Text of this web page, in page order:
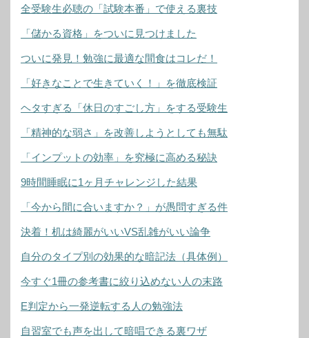
全受験生必聴の「試験本番」で使える裏技
「儲かる資格」をついに見つけました
ついに発見！勉強に最適な間食はコレだ！
「好きなことで生きていく！」を徹底検証
ヘタすぎる「休日のすごし方」をする受験生
「精神的な弱さ」を改善しようとしても無駄
「インプットの効率」を究極に高める秘訣
9時間睡眠に1ヶ月チャレンジした結果
「今から間に合いますか？」が愚問すぎる件
決着！机は綺麗がいいVS乱雑がいい論争
自分のタイプ別の効果的な暗記法（具体例）
今すぐ1冊の参考書に絞り込めない人の末路
E判定から一発逆転する人の勉強法
自習室でも声を出して暗唱できる裏ワザ